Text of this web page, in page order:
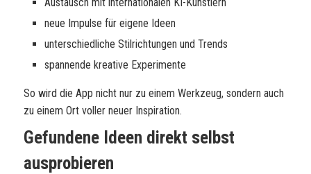
neue Impulse für eigene Ideen
unterschiedliche Stilrichtungen und Trends
spannende kreative Experimente
So wird die App nicht nur zu einem Werkzeug, sondern auch
zu einem Ort voller neuer Inspiration.
Gefundene Ideen direkt selbst
ausprobieren